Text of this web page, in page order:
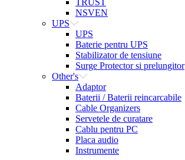
TRUST
NSVEN
UPS
UPS
Baterie pentru UPS
Stabilizator de tensiune
Surge Protector si prelungitor
Other's
Adaptor
Baterii / Baterii reincarcabile
Cable Organizers
Servetele de curatare
Cablu pentru PC
Placa audio
Instrumente